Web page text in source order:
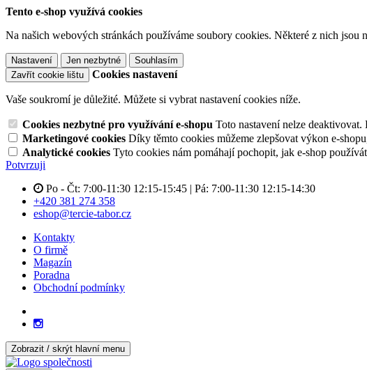
Tento e-shop využívá cookies
Na našich webových stránkách používáme soubory cookies. Některé z nich
Nastavení Jen nezbytné
Souhlasím
Zavřít cookie lištu
Cookies nastavení
Vaše soukromí je důležité. Můžete si vybrat nastavení cookies níže.
Cookies nezbytné pro využívání e-shopu Toto nastavení nelze
Marketingové cookies Díky těmto cookies můžeme zlepšovat výkon e-
Analytické cookies Tyto cookies nám pomáhají pochopit, jak e-shop
Potvrzuji
Po - Čt: 7:00-11:30 12:15-15:45 | Pá: 7:00-11:30 12:15-14:30
+420 381 274 358
eshop@tercie-tabor.cz
Kontakty
O firmě
Magazín
Poradna
Obchodní podmínky
Zobrazit / skrýt hlavní menu